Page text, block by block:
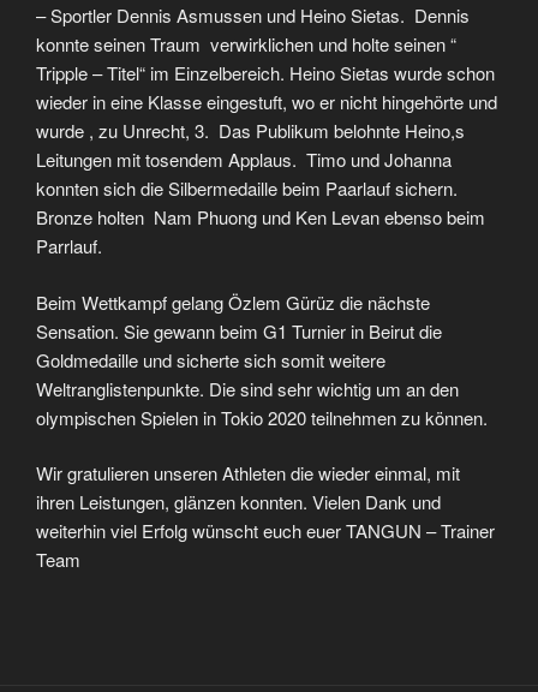
– Sportler Dennis Asmussen und Heino Sietas. Dennis
konnte seinen Traum verwirklichen und holte seinen “
Tripple – Titel“ im Einzelbereich. Heino Sietas wurde schon
wieder in eine Klasse eingestuft, wo er nicht hingehörte und
wurde , zu Unrecht, 3. Das Publikum belohnte Heino,s
Leitungen mit tosendem Applaus. Timo und Johanna
konnten sich die Silbermedaille beim Paarlauf sichern.
Bronze holten Nam Phuong und Ken Levan ebenso beim
Parrlauf.
Beim Wettkampf gelang Özlem Gürüz die nächste
Sensation. Sie gewann beim G1 Turnier in Beirut die
Goldmedaille und sicherte sich somit weitere
Weltranglistenpunkte. Die sind sehr wichtig um an den
olympischen Spielen in Tokio 2020 teilnehmen zu können.
Wir gratulieren unseren Athleten die wieder einmal, mit
ihren Leistungen, glänzen konnten. Vielen Dank und
weiterhin viel Erfolg wünscht euch euer TANGUN – Trainer
Team